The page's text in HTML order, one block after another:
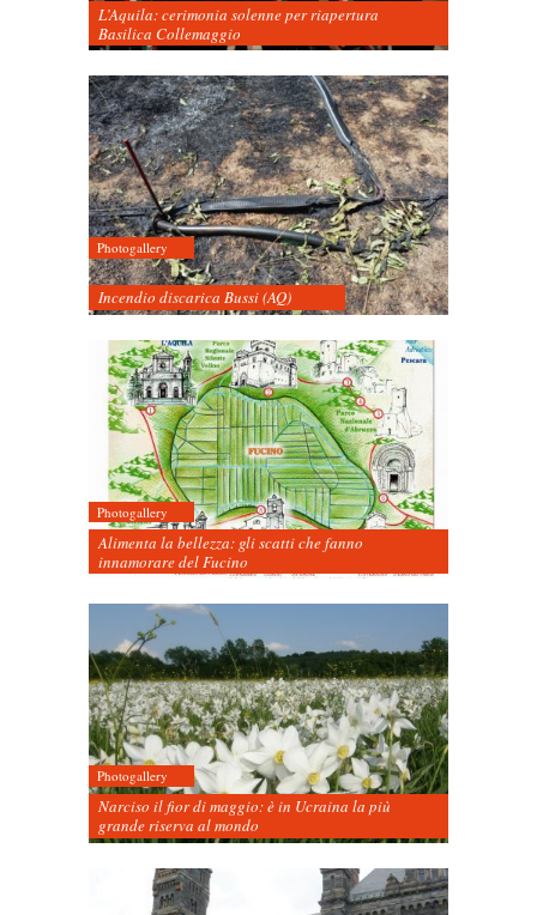
L’Aquila: cerimonia solenne per riapertura
Basilica Collemaggio
Photogallery
Incendio discarica Bussi (AQ)
Photogallery
Alimenta la bellezza: gli scatti che fanno
innamorare del Fucino
Photogallery
Narciso il fior di maggio: è in Ucraina la più
grande riserva al mondo